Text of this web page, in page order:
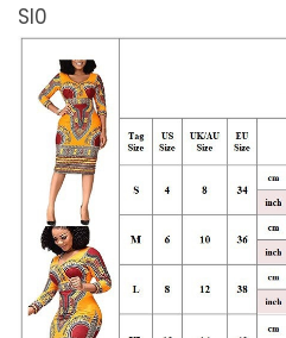
Sl0